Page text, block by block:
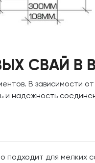
СВАЙ В
В зависимости
и надежность
подходит для мелких